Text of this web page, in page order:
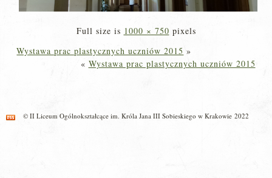
Full size is 1000 × 750 pixels
Wystawa prac plastycznych uczniów 2015 »
« Wystawa prac plastycznych uczniów 2015
© II Liceum Ogólnokształcące im. Króla Jana III Sobieskiego w Krakowie 2022